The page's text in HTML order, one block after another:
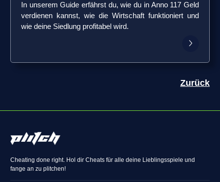
In unserem Guide erfährst du, wie du in Anno 117 Geld
verdienen kannst, wie die Wirtschaft funktioniert und
wie deine Siedlung profitabel wird.
Zurück
Cheating done right. Hol dir Cheats für alle deine Lieblingsspiele und
fange an zu plitchen!